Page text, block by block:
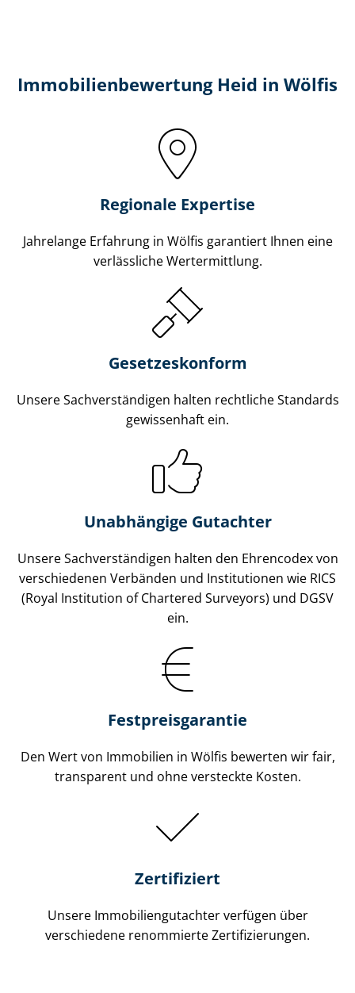
Immobilien­bewertung Heid in Wölfis
Regionale Expertise
Jahrelange Erfahrung in Wölfis garantiert Ihnen eine
verlässliche Wertermittlung.
Gesetzes­konform
Unsere Sach­ver­stän­di­gen halten rechtliche Standards
gewissenhaft ein.
Unabhängige Gutachter
Unsere Sach­ver­stän­di­gen halten den Ehrencodex von
verschiedenen Verbänden und Institutionen wie RICS
(Royal Institution of Chartered Surveyors) und DGSV
ein.
Festpreis​garantie
Den Wert von Immobilien in Wölfis bewerten wir fair,
transparent und ohne versteckte Kosten.
Zertifiziert
Unsere Immobilien­gutachter verfügen über
verschiedene renommierte Zer­ti­fi­zie­run­gen.